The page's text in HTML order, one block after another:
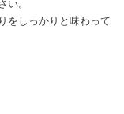
い。
をしっかりと味わって